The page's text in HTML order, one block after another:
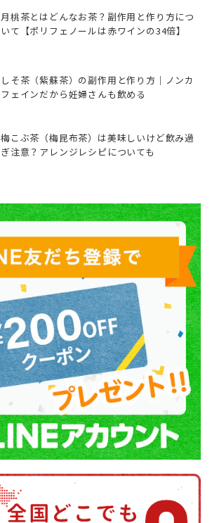
月桃茶とはどんなお茶？副作用と作り方につ
いて【ポリフェノールは赤ワインの34倍】
しそ茶（紫蘇茶）の副作用と作り方｜ノンカ
フェインだから妊婦さんも飲める
梅こぶ茶（梅昆布茶）は美味しいけど飲み過
ぎ注意？アレンジレシピについても